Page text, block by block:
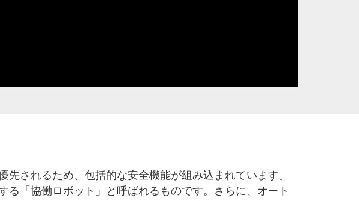
されるため、包括的な安全機能が組み込まれています。
「協働ロボット」と呼ばれるものです。さらに、オート